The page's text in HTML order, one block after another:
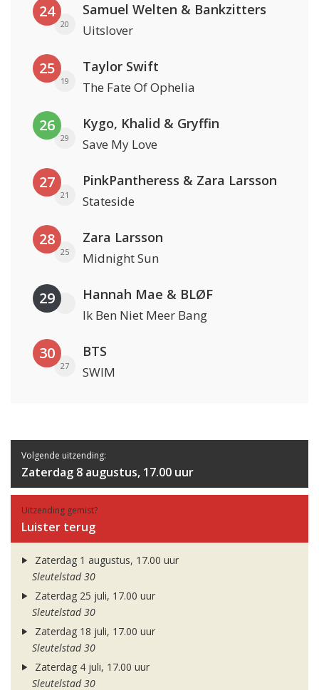
24
20
Samuel Welten & Bankzitters
Uitslover
25
19
Taylor Swift
The Fate Of Ophelia
26
29
Kygo, Khalid & Gryffin
Save My Love
27
21
PinkPantheress & Zara Larsson
Stateside
28
25
Zara Larsson
Midnight Sun
29 Hannah Mae & BLØF
Ik Ben Niet Meer Bang
30
27
BTS
SWIM
Volgende uitzending:
Zaterdag 8 augustus, 17.00 uur
Uitzending gemist?
Luister terug
Zaterdag 1 augustus, 17.00 uur
Sleutelstad 30
Zaterdag 25 juli, 17.00 uur
Sleutelstad 30
Zaterdag 18 juli, 17.00 uur
Sleutelstad 30
Zaterdag 4 juli, 17.00 uur
Sleutelstad 30